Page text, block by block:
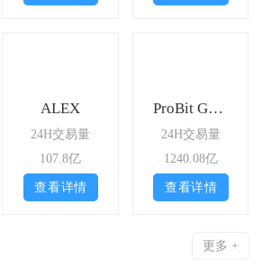
ALEX
24H交易量
107.8亿
查看详情
ProBit Global
24H交易量
1240.08亿
查看详情
更多 +